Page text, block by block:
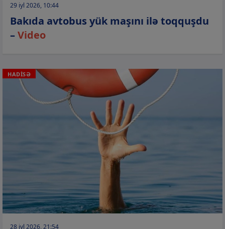
29 iyl 2026, 10:44
Bakıda avtobus yük maşını ilə toqquşdu
–Video
HADİSƏ
28 iyl 2026, 21:54